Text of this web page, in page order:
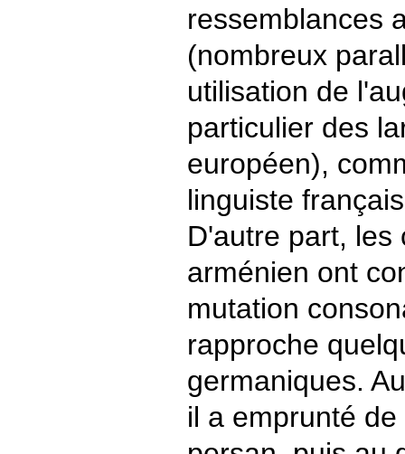
ressemblances
(nombreux
utilisation de
particulier des
européen),
linguiste
D'autre part, les
arménien ont
mutation
rapproche
germaniques.
il a emprunté